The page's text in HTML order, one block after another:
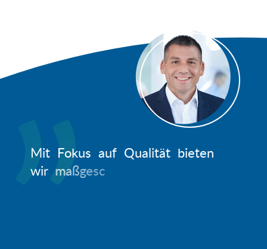
Mit Fokus auf Qualität bieten
wir maßgesc